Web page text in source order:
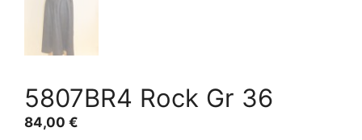
5807BR4 Rock Gr 36
84,00 €